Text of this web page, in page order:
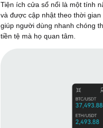
Tiện ích cửa sổ nổi là một tính
và được cập nhật theo thời
giúp người dùng nhanh chóng
tiền tệ mà họ quan tâm.